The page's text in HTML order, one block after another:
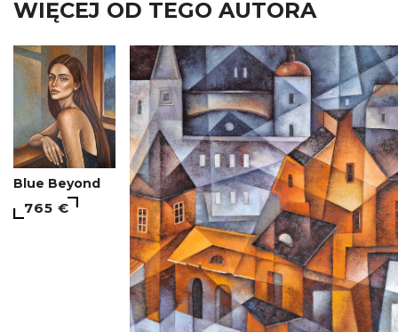
WIĘCEJ OD TEGO AUTORA
Blue Beyond
765 €